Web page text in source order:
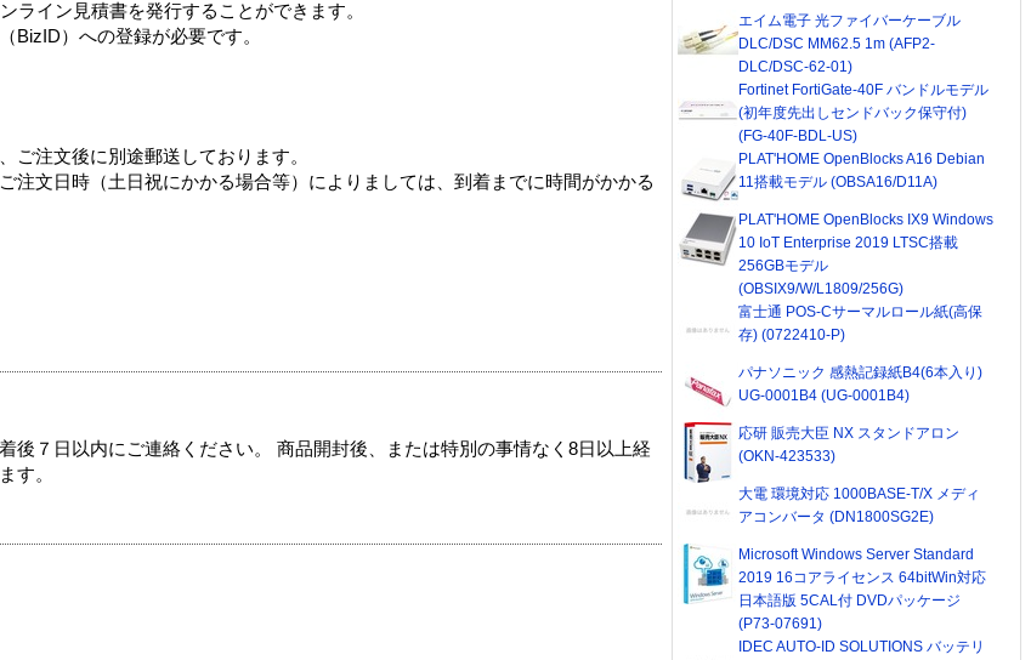
ライン見積書を発行することができます。
BizID）への登録が必要です。
ご注文後に別途郵送しております。
注文日時（土日祝にかかる場合等）によりましては、到着までに時間がかかる
後７日以内にご連絡ください。 商品開封後、または特別の事情なく8日以上経
す。
エイム電子 光ファイバーケーブル
DLC/DSC MM62.5 1m (AFP2-
DLC/DSC-62-01)
Fortinet FortiGate-40F バンドルモデル
(初年度先出しセンドバック保守付)
(FG-40F-BDL-US)
PLAT'HOME OpenBlocks A16 Debian
11搭載モデル (OBSA16/D11A)
PLAT'HOME OpenBlocks IX9 Windows
10 IoT Enterprise 2019 LTSC搭載
256GBモデル
(OBSIX9/W/L1809/256G)
富士通 POS-Cサーマルロール紙(高保
存) (0722410-P)
パナソニック 感熱記録紙B4(6本入り)
UG-0001B4 (UG-0001B4)
応研 販売大臣 NX スタンドアロン
(OKN-423533)
大電 環境対応 1000BASE-T/X メディ
アコンバータ (DN1800SG2E)
Microsoft Windows Server Standard
2019 16コアライセンス 64bitWin対応
日本語版 5CAL付 DVDパッケージ
(P73-07691)
IDEC AUTO-ID SOLUTIONS バッテリ